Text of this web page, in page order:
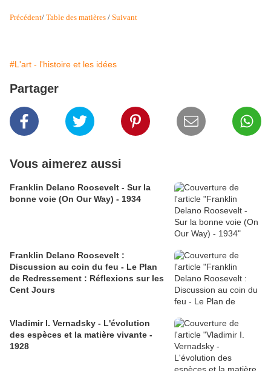
Précédent/ Table des matières / Suivant
#L'art - l'histoire et les idées
Partager
Vous aimerez aussi
Franklin Delano Roosevelt - Sur la
bonne voie (On Our Way) - 1934
Franklin Delano Roosevelt :
Discussion au coin du feu - Le Plan
de Redressement : Réflexions sur les
Cent Jours
Vladimir I. Vernadsky - L'évolution
des espèces et la matière vivante -
1928